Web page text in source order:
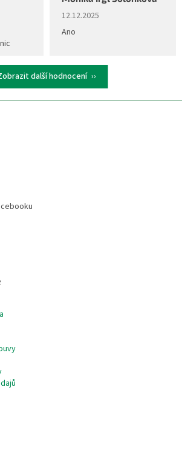
u
je 5 z 5 hvězdiček.Hodnocení obchodu je 5 z 5
12.12.2025
Ano
další hodnocení